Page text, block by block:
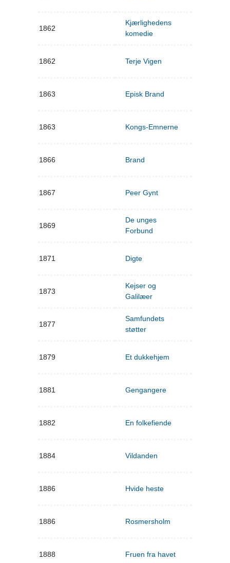
1862
Kjærlighedens
komedie
1862 Terje Vigen
1863 Episk Brand
1863 Kongs-Emnerne
1866 Brand
1867 Peer Gynt
1869
De unges
Forbund
1871 Digte
1873
Kejser og
Galilæer
1877
Samfundets
støtter
1879 Et dukkehjem
1881 Gengangere
1882 En folkefiende
1884 Vildanden
1886 Hvide heste
1886 Rosmersholm
1888 Fruen fra havet